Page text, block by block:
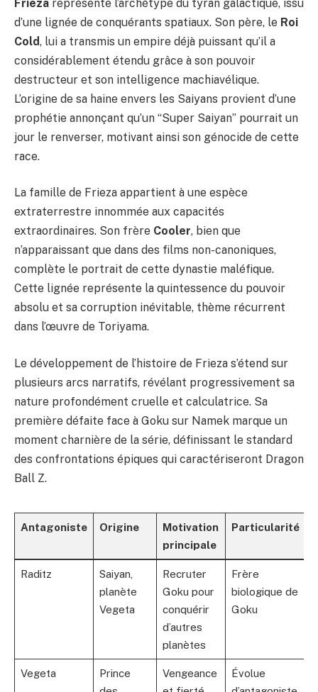
Frieza représente l’archétype du tyran galactique, issu
d’une lignée de conquérants spatiaux. Son père, le Roi
Cold, lui a transmis un empire déjà puissant qu’il a
considérablement étendu grâce à son pouvoir
destructeur et son intelligence machiavélique.
L’origine de sa haine envers les Saiyans provient d’une
prophétie annonçant qu’un “Super Saiyan” pourrait un
jour le renverser, motivant ainsi son génocide de cette
race.
La famille de Frieza appartient à une espèce
extraterrestre innommée aux capacités
extraordinaires. Son frère Cooler, bien que
n’apparaissant que dans des films non-canoniques,
complète le portrait de cette dynastie maléfique.
Cette lignée représente la quintessence du pouvoir
absolu et sa corruption inévitable, thème récurrent
dans l’œuvre de Toriyama.
Le développement de l’histoire de Frieza s’étend sur
plusieurs arcs narratifs, révélant progressivement sa
nature profondément cruelle et calculatrice. Sa
première défaite face à Goku sur Namek marque un
moment charnière de la série, définissant le standard
des confrontations épiques qui caractériseront Dragon
Ball Z.
Antagoniste Origine
Motivation
principale
Particularité
Raditz
Saiyan,
planète
Vegeta
Recruter
Goku pour
conquérir
d’autres
planètes
Frère
biologique de
Goku
Vegeta
Prince
Vengeance
Évolue